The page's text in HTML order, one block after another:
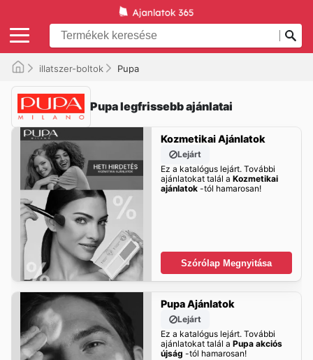
illatszer-boltok Pupa
Pupa legfrissebb ajánlatai
Kozmetikai Ajánlatok
Lejárt
Ez a katalógus lejárt. További
ajánlatokat talál a Kozmetikai
ajánlatok-tól hamarosan!
Szórólap Megnyitása
Pupa Ajánlatok
Lejárt
Ez a katalógus lejárt. További
ajánlatokat talál a Pupa akciós
újság -tól hamarosan!